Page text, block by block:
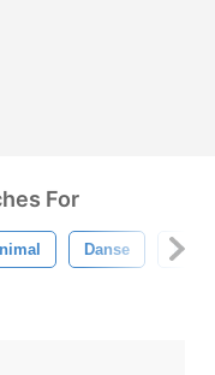
For
Danse